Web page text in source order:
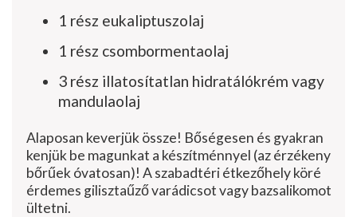
1 rész eukaliptuszolaj
1 rész csombormentaolaj
3 rész illatosítatlan hidratálókrém vagy
mandulaolaj
Alaposan keverjük össze! Bőségesen és gyakran
kenjük be magunkat a készítménnyel (az érzékeny
bőrűek óvatosan)! A szabadtéri étkezőhely köré
érdemes gilisztaűző varádicsot vagy bazsalikomot
ültetni.